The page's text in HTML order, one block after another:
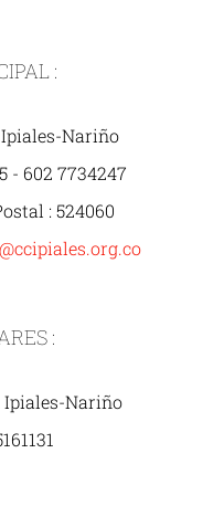
:
Ipiales-Nariño
- 602 7734247
: 524060
:
Ipiales-Nariño